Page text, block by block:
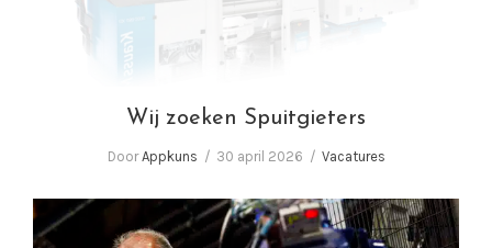
Wij zoeken Spuitgieters
DoorAppkuns 30 april 2026 Vacatures